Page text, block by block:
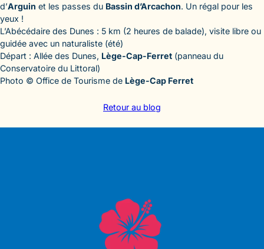
d’Arguin et les passes du Bassin d’Arcachon. Un régal pour les
yeux !
L’Abécédaire des Dunes : 5 km (2 heures de balade), visite libre ou
guidée avec un naturaliste (été)
Départ : Allée des Dunes, Lège-Cap-Ferret (panneau du
Conservatoire du Littoral)
Photo © Office de Tourisme de Lège-Cap Ferret
Retour au blog